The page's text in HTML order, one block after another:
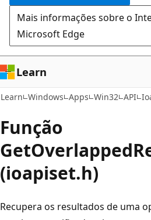
Mais informações sobre o
Microsoft Edge
Learn
Learn Windows Apps Win32 API
Função
(ioapiset.h)
Recupera os resultados de uma